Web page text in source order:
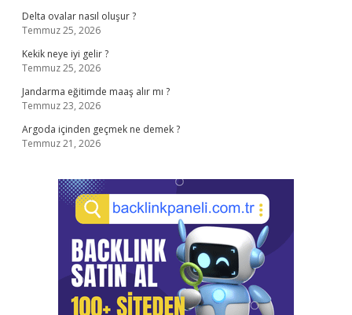
Delta ovalar nasıl oluşur ?
Temmuz 25, 2026
Kekik neye iyi gelir ?
Temmuz 25, 2026
Jandarma eğitimde maaş alır mı ?
Temmuz 23, 2026
Argoda içinden geçmek ne demek ?
Temmuz 21, 2026